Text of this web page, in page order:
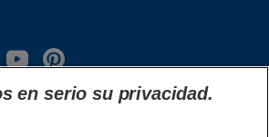
en serio su privacidad.